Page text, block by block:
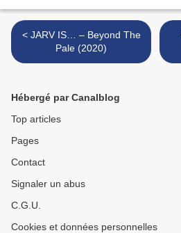
< JARV IS… – Beyond The
Pale (2020)
Hébergé par Canalblog
Top articles
Pages
Contact
Signaler un abus
C.G.U.
Cookies et données personnelles